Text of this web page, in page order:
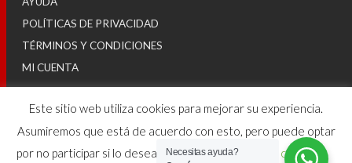
POLÍTICAS DE PRIVACIDAD
TÉRMINOS Y CONDICIONES
MI CUENTA
© 2025
Este sitio web utiliza cookies para mejorar su experiencia.
Asumiremos que está de acuerdo con esto, pero puede optar
por no participar si lo desea.
Configuraciones de cookies
Necesitas ayuda?